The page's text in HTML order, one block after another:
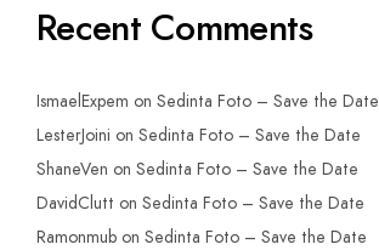
Recent Comments
IsmaelExpem on Sedinta Foto – Save the Date
LesterJoini on Sedinta Foto – Save the Date
ShaneVen on Sedinta Foto – Save the Date
DavidClutt on Sedinta Foto – Save the Date
Ramonmub on Sedinta Foto – Save the Date